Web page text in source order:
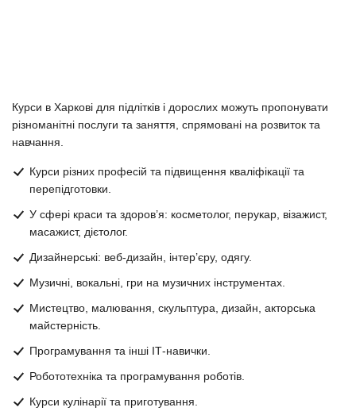
Курси в Харкові для підлітків і дорослих можуть пропонувати
різноманітні послуги та заняття, спрямовані на розвиток та
навчання.
Курси різних професій та підвищення кваліфікації та
перепідготовки.
У сфері краси та здоров’я: косметолог, перукар, візажист,
масажист, дієтолог.
Дизайнерські: веб-дизайн, інтер’єру, одягу.
Музичні, вокальні, гри на музичних інструментах.
Мистецтво, малювання, скульптура, дизайн, акторська
майстерність.
Програмування та інші ІТ-навички.
Робототехніка та програмування роботів.
Курси кулінарії та приготування.